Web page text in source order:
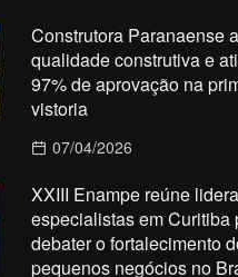
Construtora Paranaense
qualidade construtiva e
97% de aprovação na
vistoria
07/04/2026
XXIII Enampe reúne
especialistas em Curitiba
debater o fortalecimento
pequenos negócios no